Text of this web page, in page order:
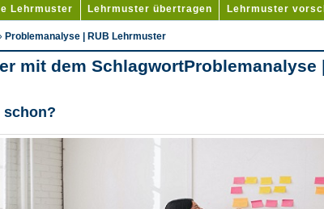
Lehrmuster Lehrmuster übertragen Lehrmuster
Problemanalyse | RUB Lehrmuster
mit dem SchlagwortProblemanalyse
schon?